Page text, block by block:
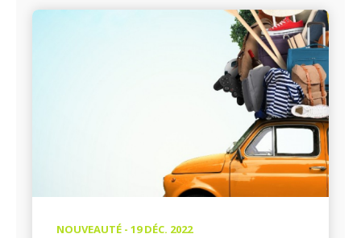
NOUVEAUTÉ - 19 DÉC. 2022